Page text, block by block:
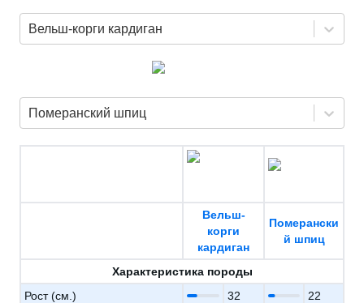
Вельш-корги кардиган
Померанский шпиц
Вельш-
корги
кардиган
Померански
й шпиц
Характеристика породы
Рост (см.)
32
22